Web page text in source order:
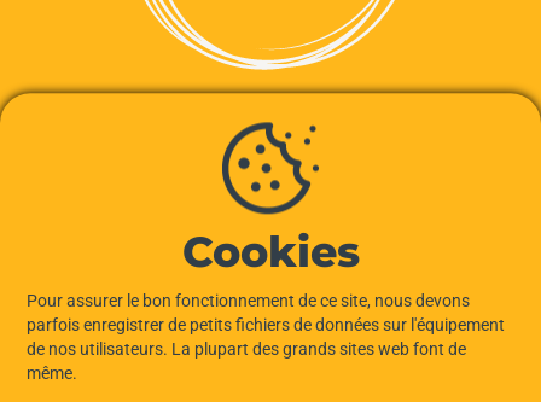
Nos engagements pour la planète
Notre équipe
Cookies
Pour assurer le bon fonctionnement de ce site, nous devons
parfois enregistrer de petits fichiers de données sur l'équipement
de nos utilisateurs. La plupart des grands sites web font de
même.